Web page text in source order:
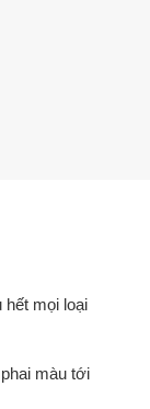
hết mọi loại
màu tới